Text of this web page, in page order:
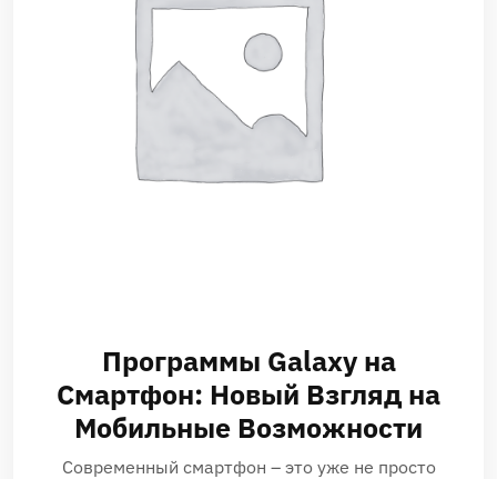
Программы Galaxy на
Смартфон: Новый Взгляд на
Мобильные Возможности
Современный смартфон – это уже не просто